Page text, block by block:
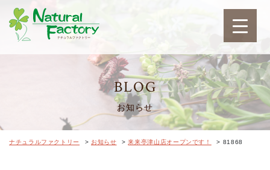
ナチュラルファクトリ
BLOG
お知らせ
ナチュラルファクトリー > お知らせ >来来亭津山店オープンです！ > 81868